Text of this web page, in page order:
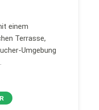
einem
Terrasse,
Umgebung